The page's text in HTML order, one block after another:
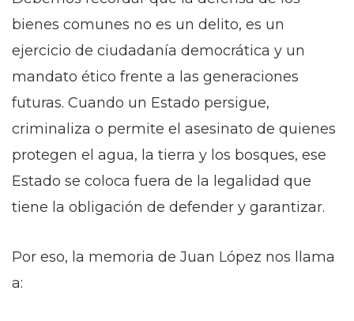
bienes comunes no es un delito, es un
ejercicio de ciudadanía democrática y un
mandato ético frente a las generaciones
futuras. Cuando un Estado persigue,
criminaliza o permite el asesinato de quienes
protegen el agua, la tierra y los bosques, ese
Estado se coloca fuera de la legalidad que
tiene la obligación de defender y garantizar.
Por eso, la memoria de Juan López nos llama
a: